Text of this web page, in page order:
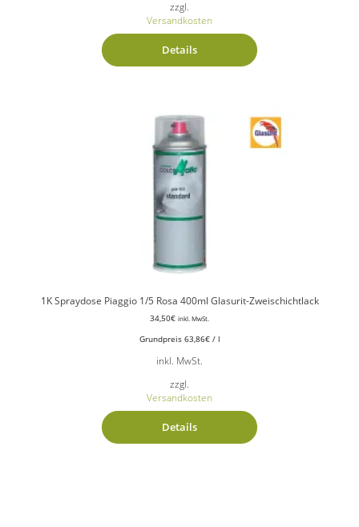
zzgl.
Versandkosten
Details
1K Spraydose Piaggio 1/5 Rosa 400ml Glasurit-Zweischichtlack
34,50€ inkl. MwSt.
Grundpreis 63,86€/ l
inkl. MwSt.
zzgl.
Versandkosten
Details